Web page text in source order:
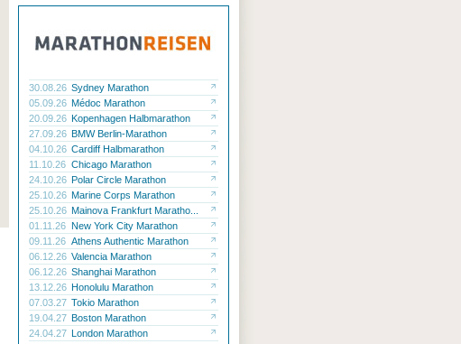
30.08.26 Sydney Marathon
05.09.26 Médoc Marathon
20.09.26 Kopenhagen Halbmarathon
27.09.26 BMW Berlin-Marathon
04.10.26 Cardiff Halbmarathon
11.10.26 Chicago Marathon
24.10.26 Polar Circle Marathon
25.10.26 Marine Corps Marathon
25.10.26 Mainova Frankfurt Maratho...
01.11.26 New York City Marathon
09.11.26 Athens Authentic Marathon
06.12.26 Valencia Marathon
06.12.26 Shanghai Marathon
13.12.26 Honolulu Marathon
07.03.27 Tokio Marathon
19.04.27 Boston Marathon
24.04.27 London Marathon